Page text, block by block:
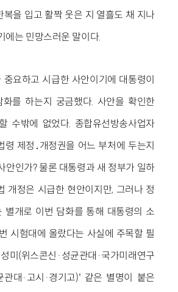
복을 입고 활짝 웃은 지 열흘도 채 지나
에는 민망스러운 말이다.
요하고 시급한 사안이기에 대통령이
화를 하는지 궁금했다. 사안을 확인한
수밖에 없었다. 종합유선방송사업자
령 제정․개정권을 어느 부처에 두는지
안인가? 물론 대통령과 새 정부가 일하
개정은 시급한 현안이지만, 그러나 정
별개로 이번 담화를 통해 대통령의 소
시험대에 올랐다는 사실에 주목할 필
(위스콘신·성균관대·국가미래연구
관대·고시·경기고)' 같은 별명이 붙은